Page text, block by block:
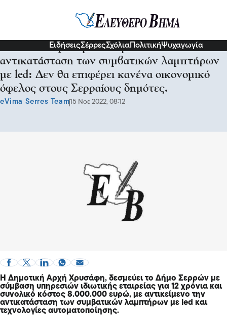
ΕιδήσειςΣέρρεςΣχόλια ΠολιτικήΨυχαγωγία
Η Θένια Χαραλαμπίδου για την
αντικατάσταση των συμβατικών λαμπτήρων
με led: Δεν θα επιφέρει κανένα οικονομικό
όφελος στους Σερραίους δημότες.
eVima Serres Team15 Νοε 2022, 08:12
Η Δημοτική Αρχή Χρυσάφη, δεσμεύει το Δήμο Σερρών με
σύμβαση υπηρεσιών ιδιωτικής εταιρείας για 12 χρόνια και
συνολικό κόστος 8.000.000 ευρώ, με αντικείμενο την
αντικατάσταση των συμβατικών λαμπτήρων με led και
τεχνολογίες αυτοματοποίησης.